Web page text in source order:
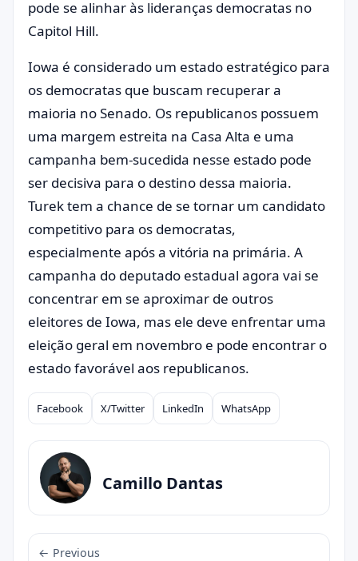
pode se alinhar às lideranças democratas no
Capitol Hill.
Iowa é considerado um estado estratégico para
os democratas que buscam recuperar a
maioria no Senado. Os republicanos possuem
uma margem estreita na Casa Alta e uma
campanha bem-sucedida nesse estado pode
ser decisiva para o destino dessa maioria.
Turek tem a chance de se tornar um candidato
competitivo para os democratas,
especialmente após a vitória na primária. A
campanha do deputado estadual agora vai se
concentrar em se aproximar de outros
eleitores de Iowa, mas ele deve enfrentar uma
eleição geral em novembro e pode encontrar o
estado favorável aos republicanos.
Compartilhar
Facebook X/Twitter LinkedIn WhatsApp
Camillo Dantas
← Previous